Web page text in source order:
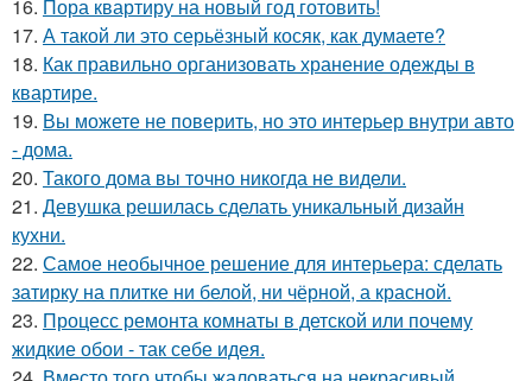
16. Пора квартиру на новый год готовить!
17. А такой ли это серьёзный косяк, как думаете?
18. Как правильно организовать хранение одежды в
квартире.
19. Вы можете не поверить, но это интерьер внутри авто
- дома.
20. Такого дома вы точно никогда не видели.
21. Девушка решилась сделать уникальный дизайн
кухни.
22. Самое необычное решение для интерьера: сделать
затирку на плитке ни белой, ни чёрной, а красной.
23. Процесс ремонта комнаты в детской или почему
жидкие обои - так себе идея.